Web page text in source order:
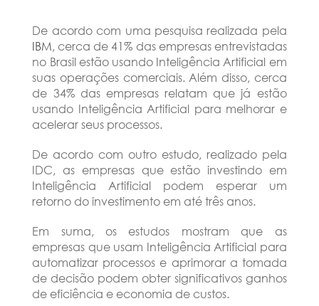
De acordo com uma pesquisa realizada pela
IBM, cerca de 41% das empresas entrevistadas
no Brasil estão usando Inteligência Artificial em
suas operações comerciais. Além disso, cerca
de 34% das empresas relatam que já estão
usando Inteligência Artificial para melhorar e
acelerar seus processos.
De acordo com outro estudo, realizado pela
IDC, as empresas que estão investindo em
Inteligência Artificial podem esperar um
retorno do investimento em até três anos.
Em suma, os estudos mostram que as
empresas que usam Inteligência Artificial para
automatizar processos e aprimorar a tomada
de decisão podem obter significativos ganhos
de eficiência e economia de custos.